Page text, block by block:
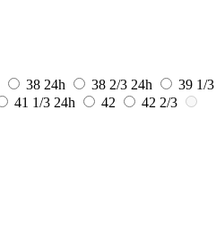
38 24h 38 2/3 24h
39 1/3
41 1/3 24h 42
42 2/3